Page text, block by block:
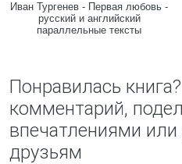
Иван Тургенев - Первая любовь -
русский и английский
параллельные тексты
Понравилась
комментарий,
впечатлениями
друзьям